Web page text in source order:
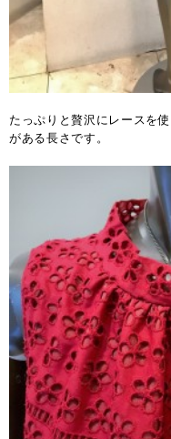
たっぷりと贅沢にレースを
がある長さです。